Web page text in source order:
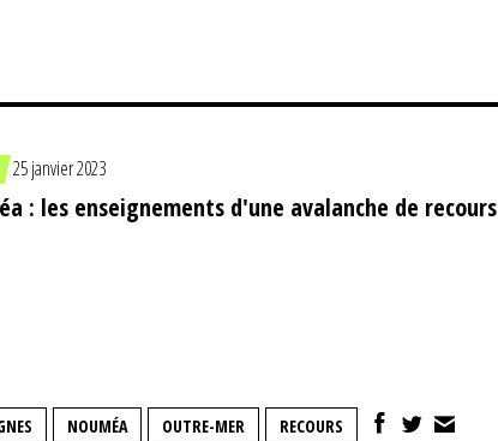
25 janvier 2023
: les enseignements d'une avalanche de recours
NOUMÉA OUTRE-MER RECOURS